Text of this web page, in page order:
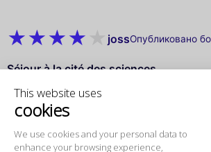
This website uses
cookies
We use cookies and your personal data to
enhance your browsing experience,
jossОпубликовано
Séjour à la cité des sciences
Séjour à la cité des sciences, porte de
tarif de l'entrée reste abordable,
restauration, c'est hors de prix et le
Перевести с помощью Google